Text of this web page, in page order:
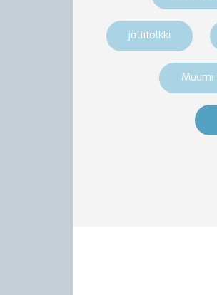
jättitölkki
Muumi